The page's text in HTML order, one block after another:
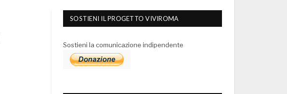
SOSTIENI IL PROGETTO VIVIROMA
Sostieni la comunicazione indipendente